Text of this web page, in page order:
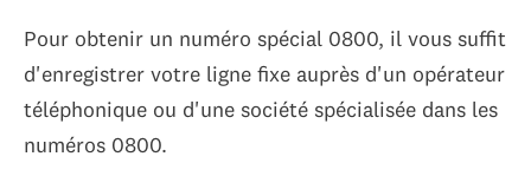
Pour obtenir un numéro spécial 0800, il vous suffit
d'enregistrer votre ligne fixe auprès d'un opérateur
téléphonique ou d'une société spécialisée dans les
numéros 0800.